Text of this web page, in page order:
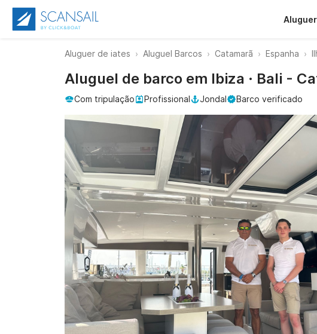
Aluguer de iates Aluguel Barcos Catamarã Espanha
Aluguel de barco em Ibiza · Bali -
Com tripulação Profissional Jondal Barco verificado